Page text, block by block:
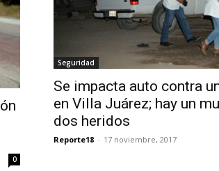
0
Seguridad
Se impacta auto contra
en Villa Juárez; hay un
dos heridos
Reporte18 - 17 noviembre, 2017